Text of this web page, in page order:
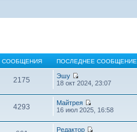
СООБЩЕНИЯ ПОСЛЕДНЕЕ СООБЩЕНИЕ
2175
Эшу
18 окт 2024, 23:07
4293
Майтрея
16 июл 2025, 16:58
Редактор